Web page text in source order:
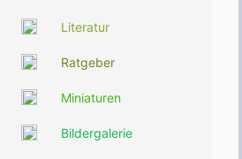
Literatur
Ratgeber
Miniaturen
Bildergalerie